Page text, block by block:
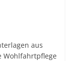
aus
Wohlfahrtpflege